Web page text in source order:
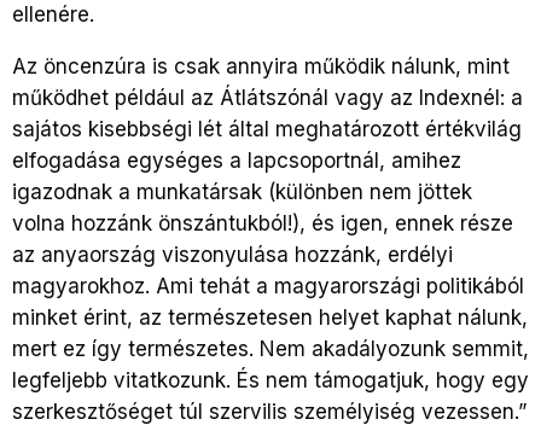
ellenére.
Az öncenzúra is csak annyira működik nálunk, mint
működhet például az Átlátszónál vagy az Indexnél: a
sajátos kisebbségi lét által meghatározott értékvilág
elfogadása egységes a lapcsoportnál, amihez
igazodnak a munkatársak (különben nem jöttek
volna hozzánk önszántukból!), és igen, ennek része
az anyaország viszonyulása hozzánk, erdélyi
magyarokhoz. Ami tehát a magyarországi politikából
minket érint, az természetesen helyet kaphat nálunk,
mert ez így természetes. Nem akadályozunk semmit,
legfeljebb vitatkozunk. És nem támogatjuk, hogy egy
szerkesztőséget túl szervilis személyiség vezessen.”